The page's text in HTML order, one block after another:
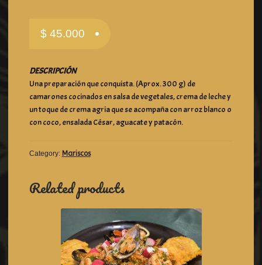
$ 45.000
DESCRIPCIÓN
Una preparación que conquista. (Aprox. 300 g) de
camarones cocinados en salsa de vegetales, crema de leche y
un toque de crema agria que se acompaña con arroz blanco o
con coco, ensalada César, aguacate y patacón.
Category: Mariscos
Related products